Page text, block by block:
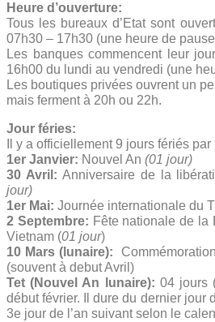
Heure d’ouverture:
Tous les bureaux d’Etat sont
07h30 – 17h30 (une heure de
Les banques commencent leur
16h00 du lundi au vendredi (une
Les boutiques privées ouvrent un
mais ferment à 20h ou 22h.
Jour féries:
Il y a officiellement 9 jours fériés
1er Janvier: Nouvel An (01 jour)
30 Avril:Anniversaire de la
jour)
1er Mai: Journée internationale du
2 Septembre: Fête nationale de la
Vietnam (01 jour)
10 Mars (lunaire):
(souvent à debut Avril)
Tet (Nouvel An lunaire): 04 jours
début février. Il dure du dernier jour
3e jour de l’an suivant selon le